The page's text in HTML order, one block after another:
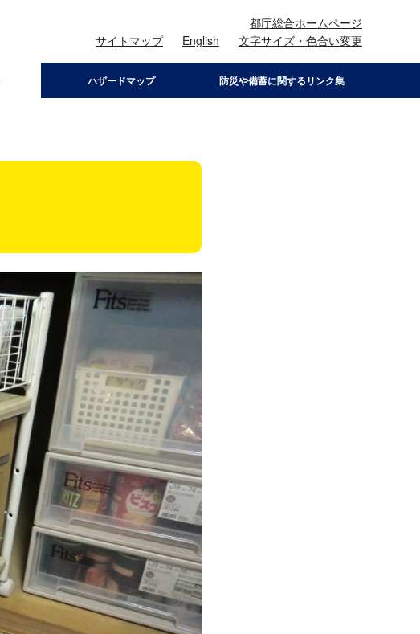
都庁総合ホームページ
サイトマップ
English 文字サイズ・色合い変更
ハザードマップ 防災や備蓄に関するリンク集